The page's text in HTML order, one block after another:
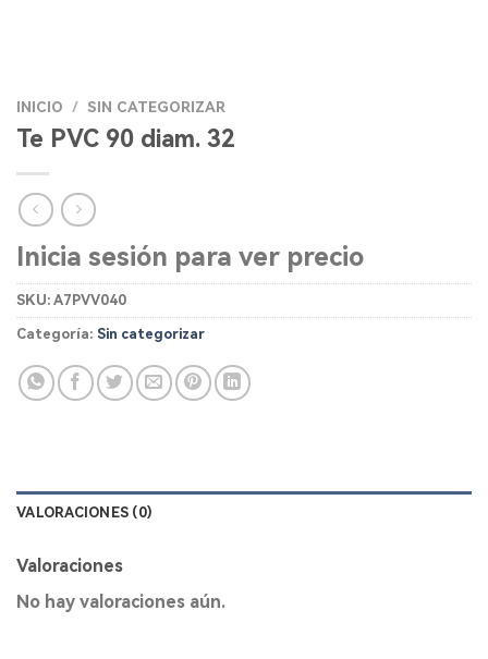
INICIO / SIN CATEGORIZAR
Te PVC 90 diam. 32
Inicia sesión para ver precio
SKU: A7PVV040
Categoría: Sin categorizar
VALORACIONES (0)
Valoraciones
No hay valoraciones aún.